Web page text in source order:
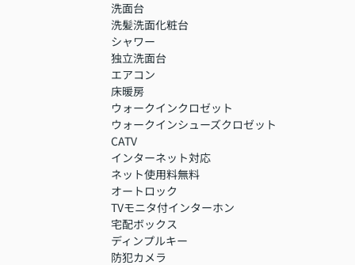
洗面台
洗髪洗面化粧台
シャワー
独立洗面台
エアコン
床暖房
ウォークインクロゼット
ウォークインシューズクロゼット
CATV
インターネット対応
ネット使用料無料
オートロック
TVモニタ付インターホン
宅配ボックス
ディンプルキー
防犯カメラ